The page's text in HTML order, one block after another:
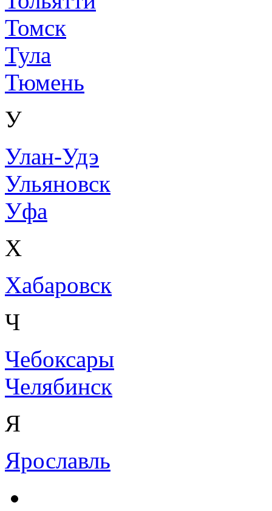
Томск
Тула
Тюмень
У
Улан-Удэ
Ульяновск
Уфа
Х
Хабаровск
Ч
Чебоксары
Челябинск
Я
Ярославль